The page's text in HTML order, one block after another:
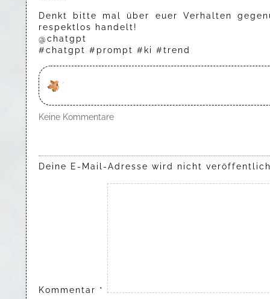
Denkt bitte mal über euer Verhalten
respektlos handelt!
@chatgpt
#chatgpt #prompt #ki #trend
Keine Kommentare
Deine E-Mail-Adresse wird nicht
Kommentar *